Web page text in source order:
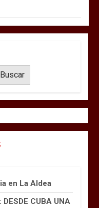
Buscar
en La Aldea
CUBA UNA